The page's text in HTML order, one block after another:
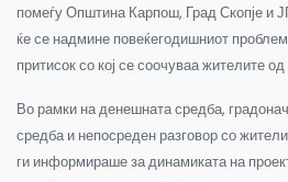
помеѓу Општина Карпош, Град Скопје и
ќе се надмине повеќегодишниот
притисок со кој се соочуваа жителите
Во рамки на денешната средба,
средба и непосреден разговор со
ги информираше за динамиката на